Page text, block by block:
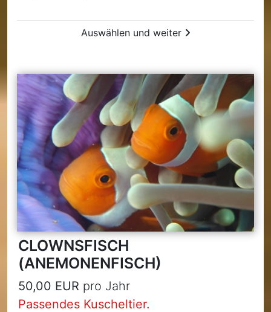
Auswählen und weiter
CLOWNSFISCH
(ANEMONENFISCH)
50,00 EUR pro Jahr
Passendes Kuscheltier.